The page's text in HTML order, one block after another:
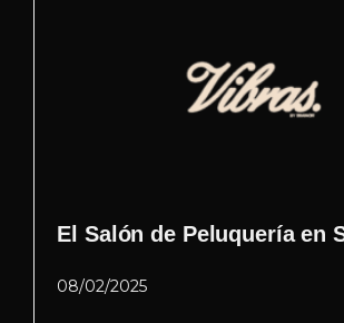
El Salón de Peluquería en
08/02/2025